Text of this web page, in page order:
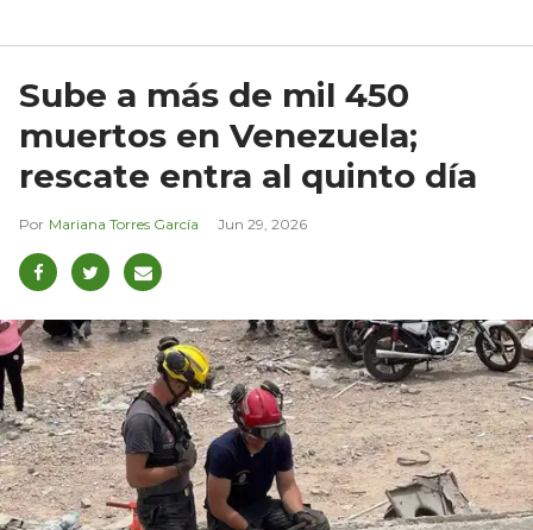
Sube a más de mil 450
muertos en Venezuela;
rescate entra al quinto día
Mariana Torres García Jun 29, 2026